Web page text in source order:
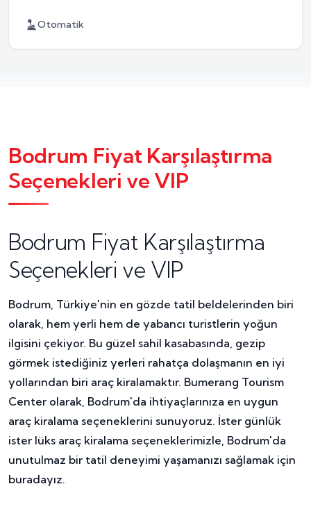
Otomatik
Bodrum Fiyat Karşılaştırma
Seçenekleri ve VIP
Bodrum Fiyat Karşılaştırma
Seçenekleri ve VIP
Bodrum, Türkiye'nin en gözde tatil beldelerinden biri
olarak, hem yerli hem de yabancı turistlerin yoğun
ilgisini çekiyor. Bu güzel sahil kasabasında, gezip
görmek istediğiniz yerleri rahatça dolaşmanın en iyi
yollarından biri araç kiralamaktır. Bumerang Tourism
Center olarak, Bodrum'da ihtiyaçlarınıza en uygun
araç kiralama seçeneklerini sunuyoruz. İster günlük
ister lüks araç kiralama seçeneklerimizle, Bodrum'da
unutulmaz bir tatil deneyimi yaşamanızı sağlamak için
buradayız.